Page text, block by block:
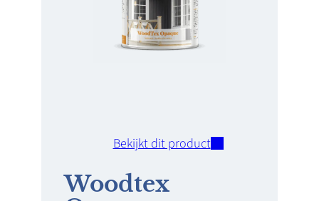
Bekijkt dit product
Woodtex